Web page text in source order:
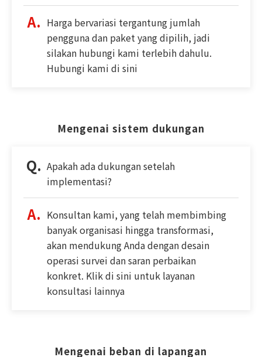
Harga bervariasi tergantung jumlah
pengguna dan paket yang dipilih, jadi
silakan hubungi kami terlebih dahulu.
Hubungi kami di sini
Mengenai sistem dukungan
Apakah ada dukungan setelah
implementasi?
Konsultan kami, yang telah membimbing
banyak organisasi hingga transformasi,
akan mendukung Anda dengan desain
operasi survei dan saran perbaikan
konkret. Klik di sini untuk layanan
konsultasi lainnya
Mengenai beban di lapangan